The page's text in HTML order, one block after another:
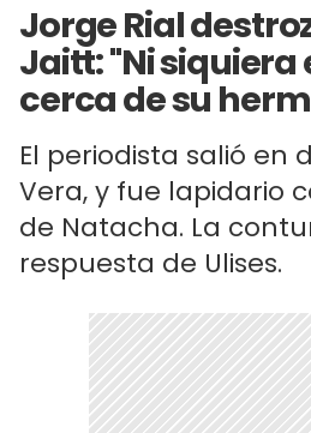
Jorge Rial
Jaitt: "Ni siquiera
cerca de su
El periodista salió en
Vera, y fue lapidario
de Natacha. La
respuesta de Ulises.